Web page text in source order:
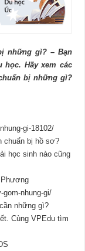
những gì? – Bạn
Hãy xem các
bị những gì?
gi-18102/
chuẩn bị hồ sơ?
học sinh nào cũng
gom-nhung-gi/
những gì?
Cùng VPEdu tìm